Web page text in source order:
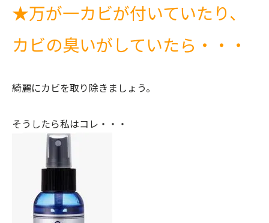
★万が一カビが付いていたり、
カビの臭いがしていたら・・・
綺麗にカビを取り除きましょう。
そうしたら私はコレ・・・